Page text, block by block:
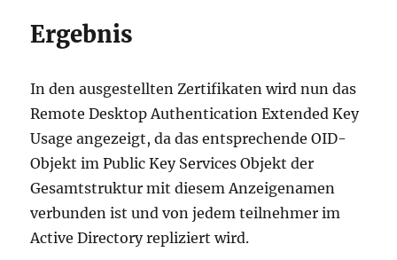
Ergebnis
In den ausgestellten Zertifikaten wird nun das
Remote Desktop Authentication Extended Key
Usage angezeigt, da das entsprechende OID-
Objekt im Public Key Services Objekt der
Gesamtstruktur mit diesem Anzeigenamen
verbunden ist und von jedem teilnehmer im
Active Directory repliziert wird.